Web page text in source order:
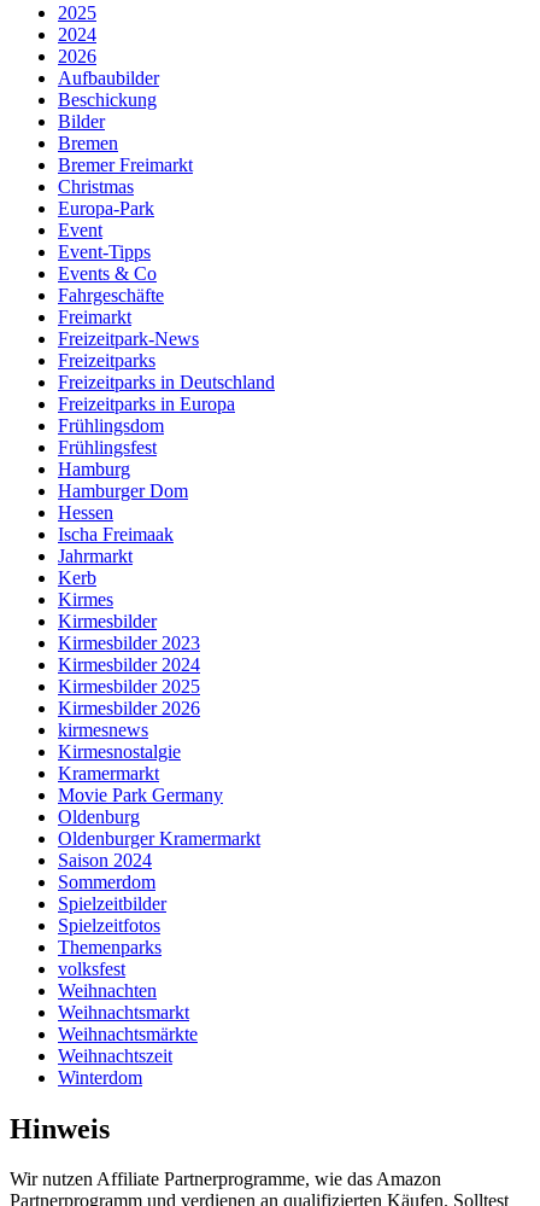
2025
2024
2026
Aufbaubilder
Beschickung
Bilder
Bremen
Bremer Freimarkt
Christmas
Europa-Park
Event
Event-Tipps
Events & Co
Fahrgeschäfte
Freimarkt
Freizeitpark-News
Freizeitparks
Freizeitparks in Deutschland
Freizeitparks in Europa
Frühlingsdom
Frühlingsfest
Hamburg
Hamburger Dom
Hessen
Ischa Freimaak
Jahrmarkt
Kerb
Kirmes
Kirmesbilder
Kirmesbilder 2023
Kirmesbilder 2024
Kirmesbilder 2025
Kirmesbilder 2026
kirmesnews
Kirmesnostalgie
Kramermarkt
Movie Park Germany
Oldenburg
Oldenburger Kramermarkt
Saison 2024
Sommerdom
Spielzeitbilder
Spielzeitfotos
Themenparks
volksfest
Weihnachten
Weihnachtsmarkt
Weihnachtsmärkte
Weihnachtszeit
Winterdom
Hinweis
Wir nutzen Affiliate Partnerprogramme, wie das Amazon
Partnerprogramm und verdienen an qualifizierten Käufen. Solltest